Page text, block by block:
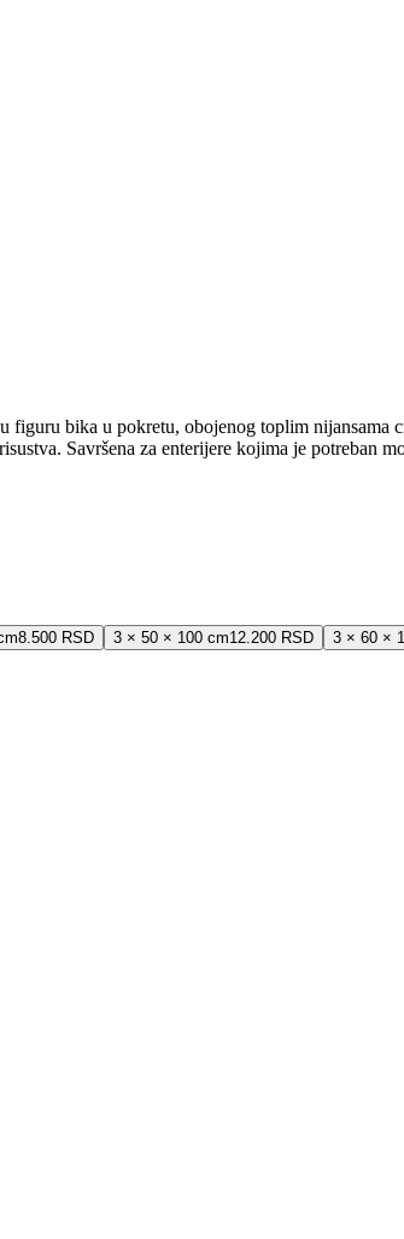
bika u pokretu, obojenog toplim nijansama
Savršena za enterijere kojima je
8.500 RSD 3 × 50 × 100 cm12.200 RSD 3 × 60 ×